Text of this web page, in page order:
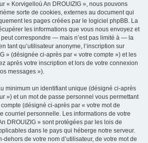
« Korvigelloù An DROUIZIG », nous pouvons
sorte de cookies, externes au document qui
les pages créées par le logiciel phpBB. La
les informations que vous nous envoyez et
correspondre — mais n’est pas limité à — la
tant qu’utilisateur anonyme, l’inscription sur
» (désignée ci-après par « votre compte ») et les
après votre inscription et lors de votre connexion
messages »).
minimum un identifiant unique (désigné ci-après
») et un mot de passe personnel vous permettant
(désigné ci-après par « votre mot de
courriel personnelle. Les informations de votre
DROUIZIG » sont protégées par les lois de
dans le pays qui héberge notre serveur.
dehors de votre nom d’utilisateur, de votre mot de